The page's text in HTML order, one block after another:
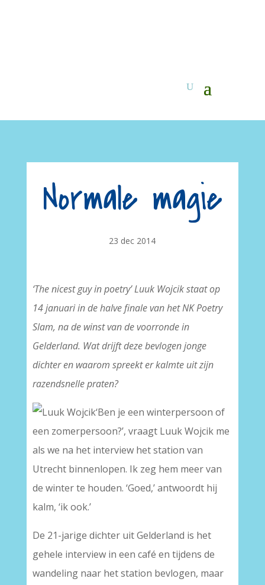
Normale magie
23 dec 2014
‘The nicest guy in poetry’ Luuk Wojcik staat op
14 januari in de halve finale van het NK Poetry
Slam, na de winst van de voorronde in
Gelderland. Wat drijft deze bevlogen jonge
dichter en waarom spreekt er kalmte uit zijn
razendsnelle praten?
‘Ben je een winterpersoon of
een zomerpersoon?’, vraagt Luuk Wojcik me
als we na het interview het station van
Utrecht binnenlopen. Ik zeg hem meer van
de winter te houden. ‘Goed,’ antwoordt hij
kalm, ‘ik ook.’
De 21-jarige dichter uit Gelderland is het
gehele interview in een café en tijdens de
wandeling naar het station bevlogen, maar